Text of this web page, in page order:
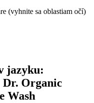
(vyhnite sa oblastiam očí)
jazyku:
Organic
Wash